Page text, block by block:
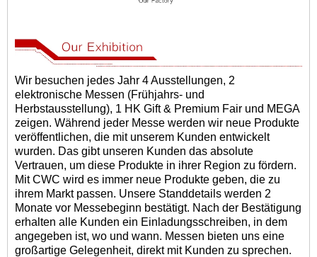
Wir besuchen jedes Jahr 4 Ausstellungen, 2
elektronische Messen (Frühjahrs- und
Herbstausstellung), 1 HK Gift & Premium Fair und MEGA
zeigen. Während jeder Messe werden wir neue Produkte
veröffentlichen, die mit unserem Kunden entwickelt
wurden. Das gibt unseren Kunden das absolute
Vertrauen, um diese Produkte in ihrer Region zu fördern.
Mit CWC wird es immer neue Produkte geben, die zu
ihrem Markt passen. Unsere Standdetails werden 2
Monate vor Messebeginn bestätigt. Nach der Bestätigung
erhalten alle Kunden ein Einladungsschreiben, in dem
angegeben ist, wo und wann. Messen bieten uns eine
großartige Gelegenheit, direkt mit Kunden zu sprechen.